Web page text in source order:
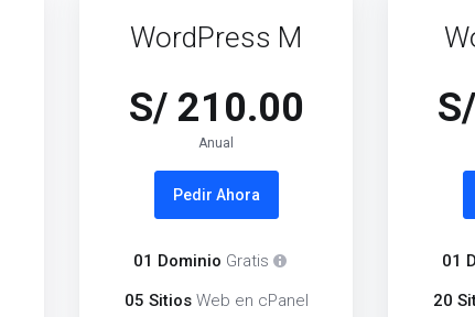
WordPress M
S/ 210.00
Anual
Pedir Ahora
01 Dominio Gratis
05 SitiosWeb en cPanel
01
20